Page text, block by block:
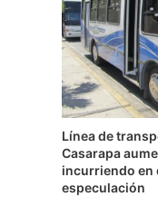
Línea de
Casarapa
incurriendo en
especulación